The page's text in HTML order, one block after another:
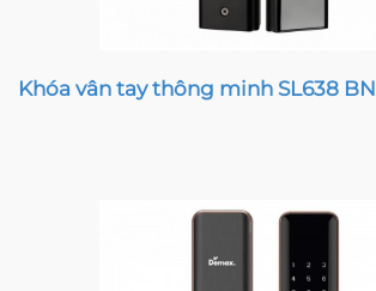
Khóa vân tay thông minh SL638 BN